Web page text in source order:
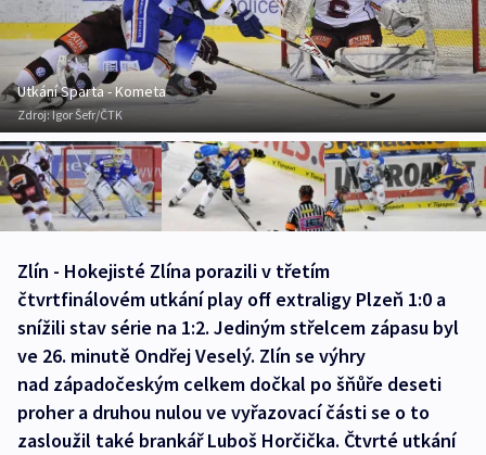
Utkání Sparta - Kometa
Zdroj:Igor Šefr/ČTK
Zlín - Hokejisté Zlína porazili v třetím
čtvrtfinálovém utkání play off extraligy Plzeň 1:0 a
snížili stav série na 1:2. Jediným střelcem zápasu byl
ve 26. minutě Ondřej Veselý. Zlín se výhry
nad západočeským celkem dočkal po šňůře deseti
proher a druhou nulou ve vyřazovací části se o to
zasloužil také brankář Luboš Horčička. Čtvrté utkání